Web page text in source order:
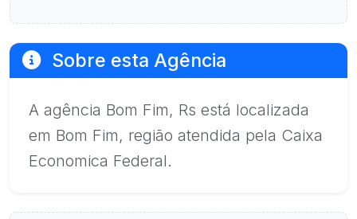
Sobre esta Agência
A agência Bom Fim, Rs está localizada
em Bom Fim, região atendida pela Caixa
Economica Federal.